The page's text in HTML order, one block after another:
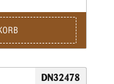
0,132 •
• Geeignet für:
/ Feldpistole
DN32478